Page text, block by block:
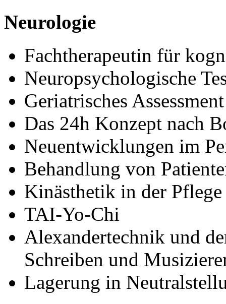
Neurologie
Fachtherapeutin für
Neuropsychologische
Geriatrisches Assessment
Das 24h Konzept nach
Neuentwicklungen im
Behandlung von
Kinästhetik in der Pflege
TAI-Yo-Chi
Alexandertechnik und
Schreiben und
Lagerung in